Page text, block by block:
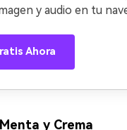
y audio en tu
Ahora
y Crema